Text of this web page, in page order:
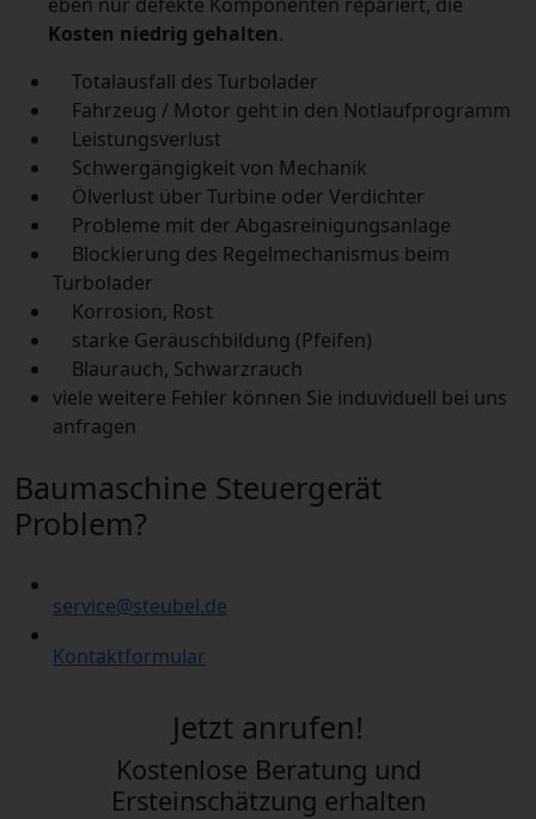
Kosten niedrig gehalten.
Totalausfall des Turbolader
Fahrzeug / Motor geht in den Notlaufprogramm
Leistungsverlust
Schwergängigkeit von Mechanik
Ölverlust über Turbine oder Verdichter
Probleme mit der Abgasreinigungsanlage
Blockierung des Regelmechanismus beim
Turbolader
Korrosion, Rost
starke Geräuschbildung (Pfeifen)
Blaurauch, Schwarzrauch
viele weitere Fehler können Sie induviduell bei uns
anfragen
Baumaschine Steuergerät
Problem?
service@steubel.de
Kontaktformular
Jetzt anrufen!
Kostenlose Beratung und
Ersteinschätzung erhalten